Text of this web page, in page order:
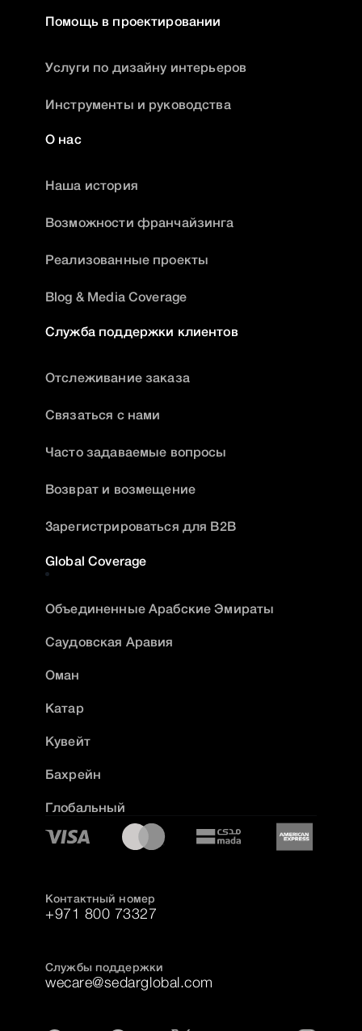
Помощь в проектировании
Услуги по дизайну интерьеров
Инструменты и руководства
О нас
Наша история
Возможности франчайзинга
Реализованные проекты
Blog & Media Coverage
Служба поддержки клиентов
Отслеживание заказа
Связаться с нами
Часто задаваемые вопросы
Возврат и возмещение
Зарегистрироваться для B2B
Global Coverage
Объединенные Арабские Эмираты
Саудовская Аравия
Оман
Катар
Кувейт
Бахрейн
Глобальный
Контактный номер
+971 800 73327
Службы поддержки
wecare@sedarglobal.com